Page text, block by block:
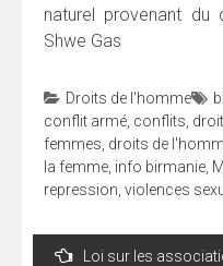
naturel provenant du
Shwe Gas
Droits de l'homme
conflit armé conflits
femmes droits de
la femme info birmanie
repression violences
Navigation
Loi sur les